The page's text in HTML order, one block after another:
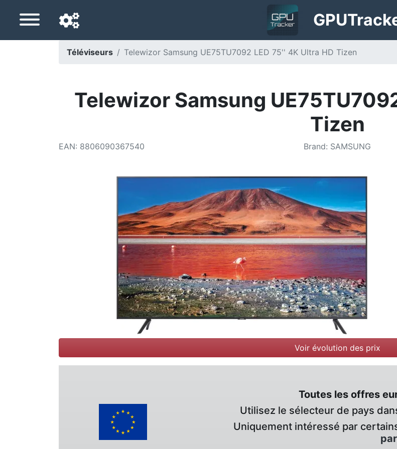
GPU
Pays de livraison
Téléviseurs Telewizor Samsung UE75TU7092 LED 75'' 4K Ultra HD Tizen
Telewizor Samsung
Tizen
EAN: 8806090367540 Brand: SAMSUNG
Voir évolution des prix
Toutes les offres
Utilisez le sélecteur de pays
Uniquement intéressé par